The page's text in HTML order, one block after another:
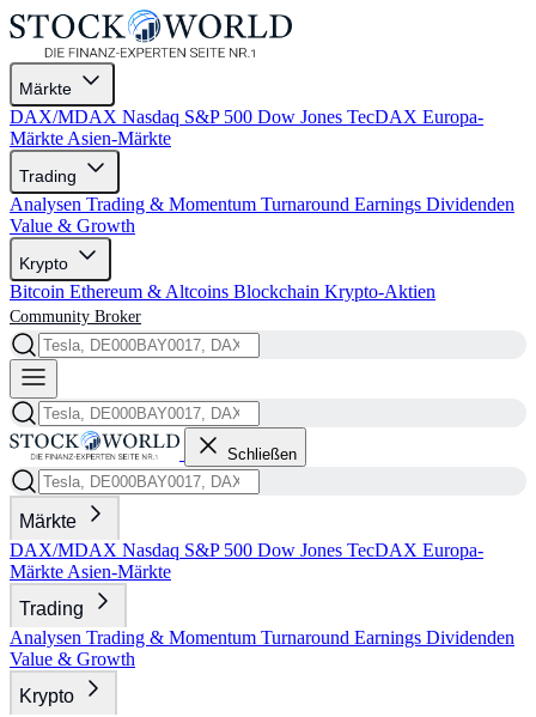
Märkte
DAX/MDAX Nasdaq S&P 500 Dow Jones TecDAX Europa-
Märkte Asien-Märkte
Trading
Analysen Trading & Momentum Turnaround Earnings Dividenden
Value & Growth
Krypto
Bitcoin Ethereum & Altcoins Blockchain Krypto-Aktien
Community Broker
Schließen
Märkte
DAX/MDAX Nasdaq S&P 500 Dow Jones TecDAX Europa-
Märkte Asien-Märkte
Trading
Analysen Trading & Momentum Turnaround Earnings Dividenden
Value & Growth
Krypto